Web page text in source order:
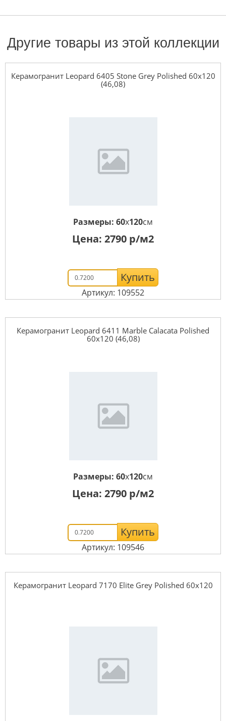
Другие товары из этой коллекции
Керамогранит Leopard 6405 Stone Grey Polished 60x120
(46,08)
Размеры: 60x120см
Цена: 2790 р/м2
Купить
Артикул: 109552
Керамогранит Leopard 6411 Marble Calacata Polished
60x120 (46,08)
Размеры: 60x120см
Цена: 2790 р/м2
Купить
Артикул: 109546
Керамогранит Leopard 7170 Elite Grey Polished 60x120